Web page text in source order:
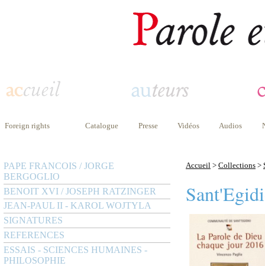
Foreign rights Catalogue Presse Vidéos Audios
PAPE FRANCOIS / JORGE
BERGOGLIO
BENOIT XVI / JOSEPH RATZINGER
JEAN-PAUL II - KAROL WOJTYLA
SIGNATURES
REFERENCES
ESSAIS - SCIENCES HUMAINES -
PHILOSOPHIE
Accueil > Collections >